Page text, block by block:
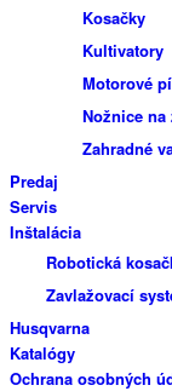
Kosačky
Kultivatory
Motorové
Nožnice
Zahradné
Predaj
Servis
Inštalácia
Robotická
Zavlažovací
Husqvarna
Katalógy
Ochrana osobných